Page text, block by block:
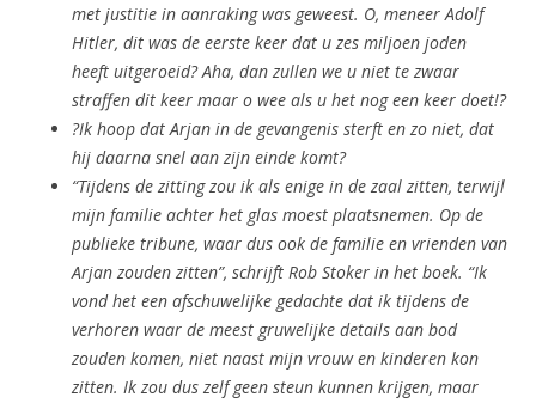
met justitie in aanraking was geweest. O, meneer Adolf
Hitler, dit was de eerste keer dat u zes miljoen joden
heeft uitgeroeid? Aha, dan zullen we u niet te zwaar
straffen dit keer maar o wee als u het nog een keer doet!?
?Ik hoop dat Arjan in de gevangenis sterft en zo niet, dat
hij daarna snel aan zijn einde komt?
“Tijdens de zitting zou ik als enige in de zaal zitten, terwijl
mijn familie achter het glas moest plaatsnemen. Op de
publieke tribune, waar dus ook de familie en vrienden van
Arjan zouden zitten”, schrijft Rob Stoker in het boek. “Ik
vond het een afschuwelijke gedachte dat ik tijdens de
verhoren waar de meest gruwelijke details aan bod
zouden komen, niet naast mijn vrouw en kinderen kon
zitten. Ik zou dus zelf geen steun kunnen krijgen, maar